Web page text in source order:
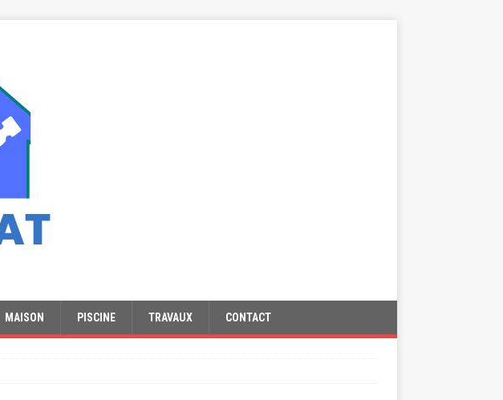
MAISON PISCINE TRAVAUX CONTACT